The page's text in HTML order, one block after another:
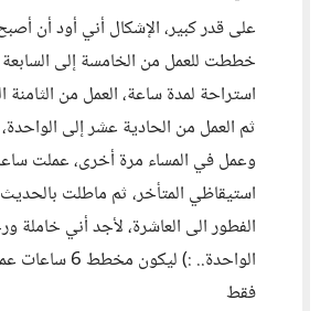
على قدر كبير، الإشكال أني أود أن أصبح
استراحة لمدة ساعة، العمل من الثامنة
ثم العمل من الحادية عشر إلى
وعمل في المساء مرة أخرى، عملت
استيقاظي المتأخر، ثم ماطلت
الفطور الى العاشرة، لأجد أني خاملة
الواحدة.. :)
فقط